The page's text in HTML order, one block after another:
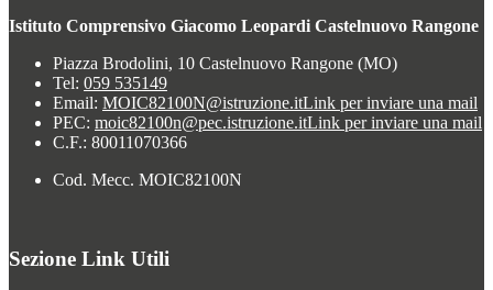
Istituto Comprensivo Giacomo Leopardi Castelnuovo Rangone
Piazza Brodolini, 10 Castelnuovo Rangone (MO)
Tel: 059 535149
Email: MOIC82100N@istruzione.itLink per inviare una mail
PEC: moic82100n@pec.istruzione.itLink per inviare una mail
C.F.: 80011070366
Cod. Mecc. MOIC82100N
Sezione Link Utili